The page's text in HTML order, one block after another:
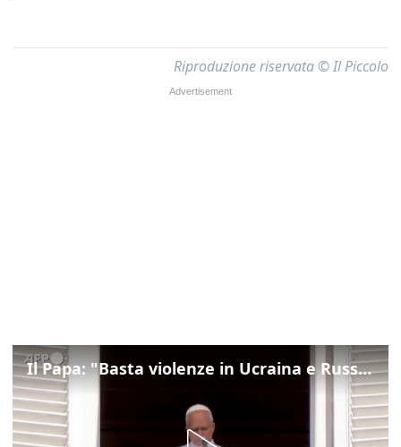
Riproduzione riservata © Il Piccolo
Il Papa: "Basta violenze in Ucraina e Russia, spazio a diplomazia"